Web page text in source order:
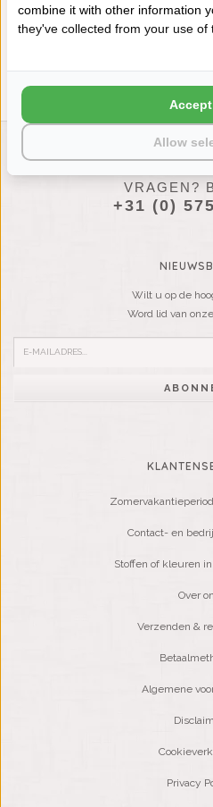
KIMONOKRAAG 4839 (79)
€159,90
VRAGEN?
+31 (0)
Wilt u op de
Word lid van
Contact- en
Stoffen of kleuren
Over
Verzenden &
Algemene
Privacy
combine it with other information
they've collected from your use of
Allow